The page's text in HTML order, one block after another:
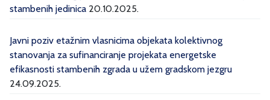
stambenih jedinica 20.10.2025.
Javni poziv etažnim vlasnicima objekata kolektivnog
stanovanja za sufinanciranje projekata energetske
efikasnosti stambenih zgrada u užem gradskom jezgru
24.09.2025.